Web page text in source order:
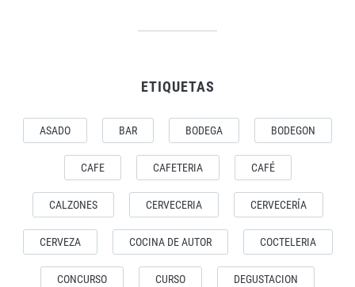
ETIQUETAS
ASADO BAR BODEGA BODEGON
CAFE CAFETERIA CAFÉ
CALZONES CERVECERIA CERVECERÍA
CERVEZA COCINA DE AUTOR COCTELERIA
CONCURSO CURSO DEGUSTACION